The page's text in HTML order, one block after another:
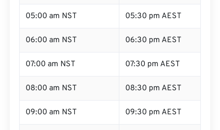
05:00 am NST 05:30 pm AEST
06:00 am NST 06:30 pm AEST
07:00 am NST 07:30 pm AEST
08:00 am NST 08:30 pm AEST
09:00 am NST 09:30 pm AEST